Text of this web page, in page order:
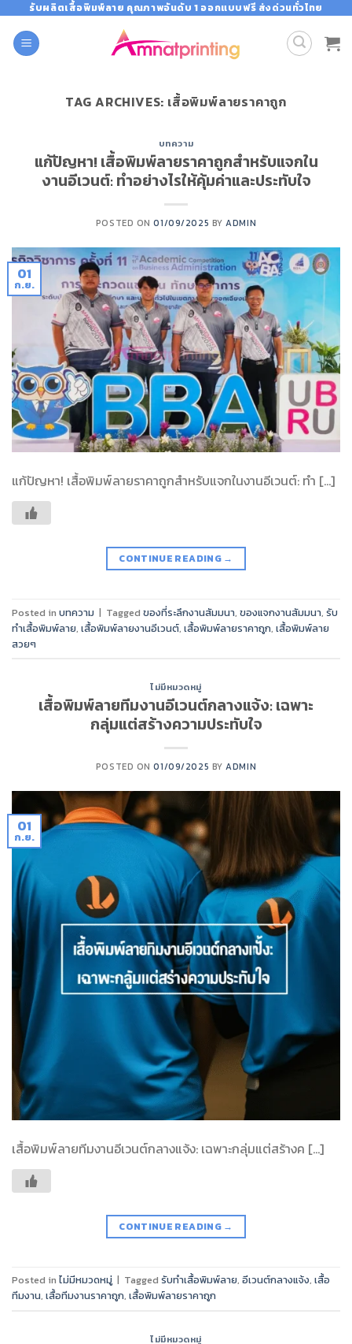
content
รับผลิตเสื้อพิมพ์ลาย คุณภาพอันดับ 1 ออกแบบฟรี ส่งด่วนทั่วไทย
TAG ARCHIVES: เสื้อพิมพ์ลายราคาถูก
บทความ
แก้ปัญหา! เสื้อพิมพ์ลายราคาถูกสำหรับแจกใน
งานอีเวนต์: ทำอย่างไรให้คุ้มค่าและประทับใจ
POSTED ON01/09/2025 BYADMIN
01
ก.ย.
แก้ปัญหา! เสื้อพิมพ์ลายราคาถูกสำหรับแจกในงานอีเวนต์: ทำ […]
CONTINUE READING →
Posted in บทความ | Tagged ของที่ระลึกงานสัมมนา, ของแจกงานสัมมนา, รับ
ทำเสื้อพิมพ์ลาย, เสื้อพิมพ์ลายงานอีเวนต์, เสื้อพิมพ์ลายราคาถูก, เสื้อพิมพ์ลาย
สวยๆ
ไม่มีหมวดหมู่
เสื้อพิมพ์ลายทีมงานอีเวนต์กลางแจ้ง: เฉพาะ
กลุ่มแต่สร้างความประทับใจ
POSTED ON01/09/2025 BYADMIN
01
ก.ย.
เสื้อพิมพ์ลายทีมงานอีเวนต์กลางแจ้ง: เฉพาะกลุ่มแต่สร้างค […]
CONTINUE READING →
Posted in ไม่มีหมวดหมู่ | Tagged รับทำเสื้อพิมพ์ลาย, อีเวนต์กลางแจ้ง, เสื้อ
ทีมงาน, เสื้อทีมงานราคาถูก, เสื้อพิมพ์ลายราคาถูก
ไม่มีหมวดหมู่